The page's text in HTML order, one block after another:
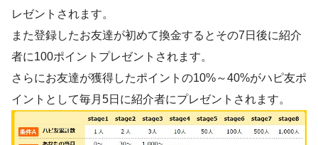
レゼントされます。
また登録したお友達が初めて換金するとその7日後に紹介
者に100ポイントプレゼントされます。
さらにお友達が獲得したポイントの10%～40%がハピ友ポ
イントとして毎月5日に紹介者にプレゼントされます。